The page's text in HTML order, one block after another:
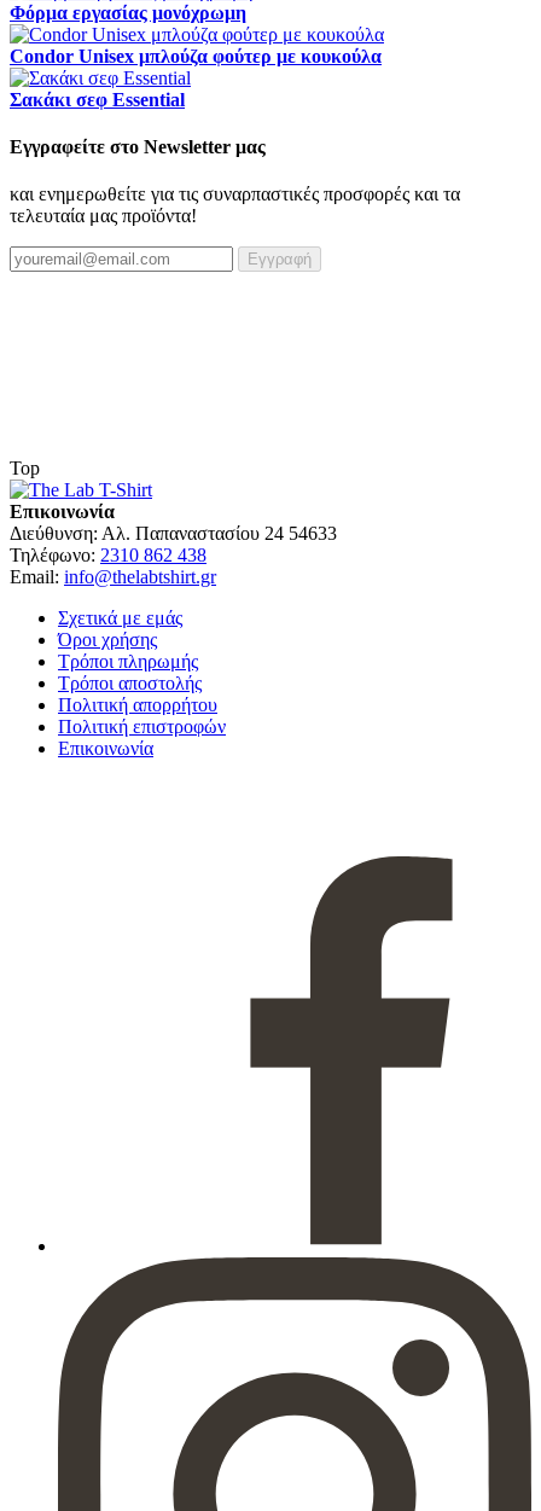
Φόρμα εργασίας μονόχρωμη
Condor Unisex μπλούζα φούτερ με κουκούλα
Σακάκι σεφ Essential
Εγγραφείτε στο Newsletter μας
και ενημερωθείτε για τις συναρπαστικές προσφορές και τα
τελευταία μας προϊόντα!
Εγγραφή
Top
Επικοινωνία
Διεύθυνση: Αλ. Παπαναστασίου 24 54633
Τηλέφωνο: 2310 862 438
Email: info@thelabtshirt.gr
Σχετικά με εμάς
Όροι χρήσης
Τρόποι πληρωμής
Τρόποι αποστολής
Πολιτική απορρήτου
Πολιτική επιστροφών
Επικοινωνία